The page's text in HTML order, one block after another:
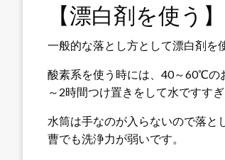
【漂白剤を使う】
一般的な落とし方として漂白剤を
酸素系を使う時には、40～60℃の
～2時間つけ置きをして水ですすぎ
水筒は手なのが入らないので落と
曹でも洗浄力が弱いです。